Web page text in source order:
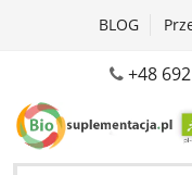
BLOG
+48